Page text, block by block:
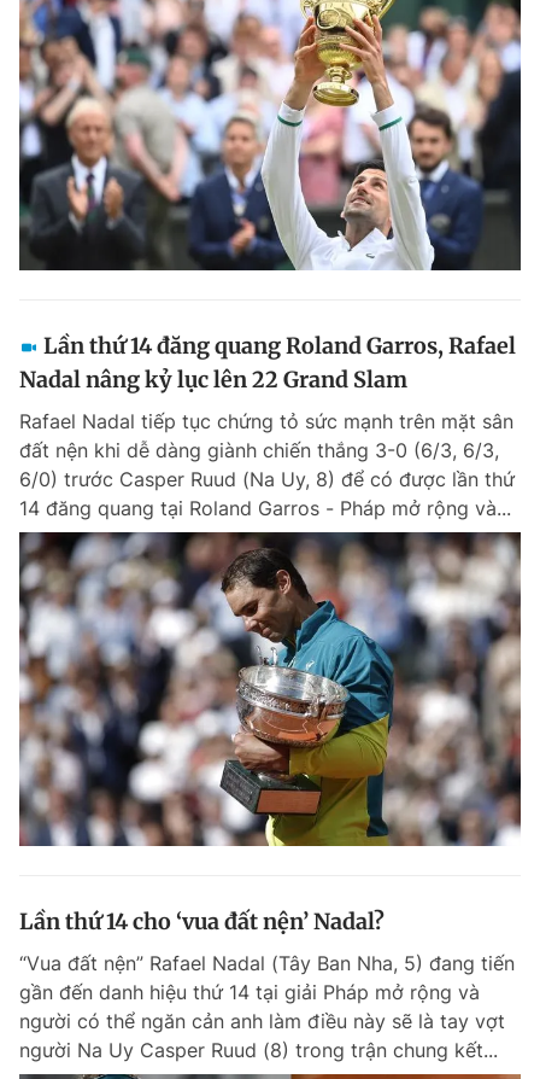
Lần thứ 14 đăng quang Roland Garros, Rafael
Nadal nâng kỷ lục lên 22 Grand Slam
Rafael Nadal tiếp tục chứng tỏ sức mạnh trên mặt sân
đất nện khi dễ dàng giành chiến thắng 3-0 (6/3, 6/3,
6/0) trước Casper Ruud (Na Uy, 8) để có được lần thứ
14 đăng quang tại Roland Garros - Pháp mở rộng và...
Lần thứ 14 cho ‘vua đất nện’ Nadal?
“Vua đất nện” Rafael Nadal (Tây Ban Nha, 5) đang tiến
gần đến danh hiệu thứ 14 tại giải Pháp mở rộng và
người có thể ngăn cản anh làm điều này sẽ là tay vợt
người Na Uy Casper Ruud (8) trong trận chung kết...